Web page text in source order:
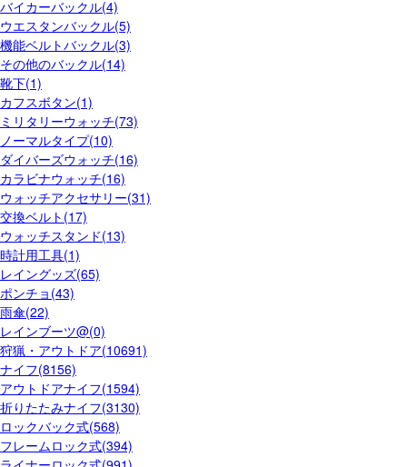
バイカーバックル(4)
ウエスタンバックル(5)
機能ベルトバックル(3)
その他のバックル(14)
靴下(1)
カフスボタン(1)
ミリタリーウォッチ(73)
ノーマルタイプ(10)
ダイバーズウォッチ(16)
カラビナウォッチ(16)
ウォッチアクセサリー(31)
交換ベルト(17)
ウォッチスタンド(13)
時計用工具(1)
レイングッズ(65)
ポンチョ(43)
雨傘(22)
レインブーツ@(0)
狩猟・アウトドア(10691)
ナイフ(8156)
アウトドアナイフ(1594)
折りたたみナイフ(3130)
ロックバック式(568)
フレームロック式(394)